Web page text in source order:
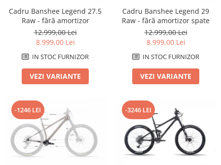
Cadru Banshee Legend 27.5
Raw - fără amortizor
12.999,00 Lei
8.999,00 Lei
IN STOC FURNIZOR
VEZI VARIANTE
Cadru Banshee Legend 29
Raw - fără amortizor spate
12.999,00 Lei
8.999,00 Lei
IN STOC FURNIZOR
VEZI VARIANTE
-1246 LEI -3246 LEI